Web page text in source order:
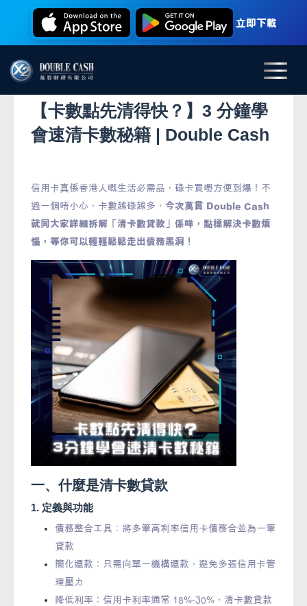
立即下載
【卡數點先清得快？】3 分鐘學
會速清卡數秘籍 | Double Cash
信用卡真係香港人嘅生活必需品，碌卡買嘢方便到爆！不
過一個唔小心，卡數越碌越多， 今次萬貫 Double Cash
就同大家詳細拆解「清卡數貸款」係咩，點樣解決卡數煩
惱，等你可以輕輕鬆鬆走出債務黑洞！
一、什麼是清卡數貸款
1. 定義與功能
債務整合工具：將多筆高利率信用卡債務合並為一筆
貸款
簡化還款：只需向單一機構還款，避免多張信用卡管
理壓力
降低利率：信用卡利率通常 18%-30%，清卡數貸款